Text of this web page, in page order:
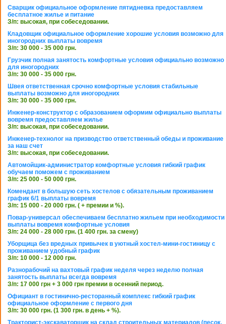
Сварщик официальное оформление пятидневка предоставляем
бесплатное жилье и питание
З/п: высокая, при собеседовании.
Кладовщик официальное оформление хорошие условия возможно для
иногородних выплаты вовремя
З/п: 30 000 - 35 000 грн.
Грузчик полная занятость комфортные условия официально возможно
для иногородних
З/п: 30 000 - 35 000 грн.
Швея ответственная срочно комфортные условия стабильные
выплаты возможно для иногородних
З/п: 30 000 - 35 000 грн.
Инженер-конструктор с образованием оформим официально выплаты
вовремя предоставляем жилье
З/п: высокая, при собеседовании.
Инженер-технолог на призводство ответственный обеды и проживание
за наш счет
З/п: высокая, при собеседовании.
Автомойщик-администратор комфортные условия гибкий график
обучаем поможем с проживанием
З/п: 25 000 - 50 000 грн.
Комендант в большую сеть хостелов с обязательным проживанием
график 6/1 выплаты вовремя
З/п: 15 000 - 20 000 грн. ( + премии и %).
Повар-универсал обеспечиваем бесплатно жильем при необходимости
выплаты вовремя комфортные условия
З/п: 24 000 - 28 000 грн. (1 400 грн. за смену)
Уборщица без вредных привычек в уютный хостел-мини-гостиницу с
проживанием удобный график
З/п: 10 000 - 12 000 грн.
Разнорабочий на вахтовый график неделя через неделю полная
занятость выплаты всегда вовремя
З/п: 17 000 грн + 3 000 грн премии в осенний период.
Официант в гостинично-ресторанный комплекс гибкий график
официальное оформление с первого дня
З/п: 30 000 грн. (1 300 грн. в день + %).